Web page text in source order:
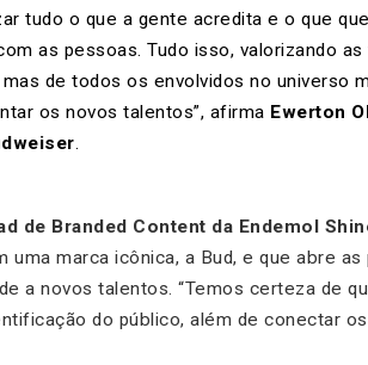
tudo o que a gente acredita e o que
as pessoas. Tudo isso, valorizando
de todos os envolvidos no universo
os novos talentos”, afirma Ewerton
.
de Branded Content da Endemol
uma marca icônica, a Bud, e que abre
a novos talentos. “Temos certeza de
do público, além de conectar